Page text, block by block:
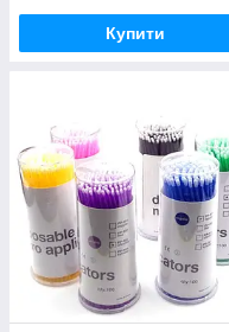
Купити